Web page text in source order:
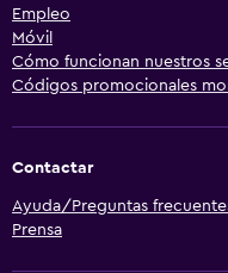
Empleo
Móvil
Cómo funcionan nuestros
Códigos promocionales
Contactar
Ayuda/Preguntas
Prensa